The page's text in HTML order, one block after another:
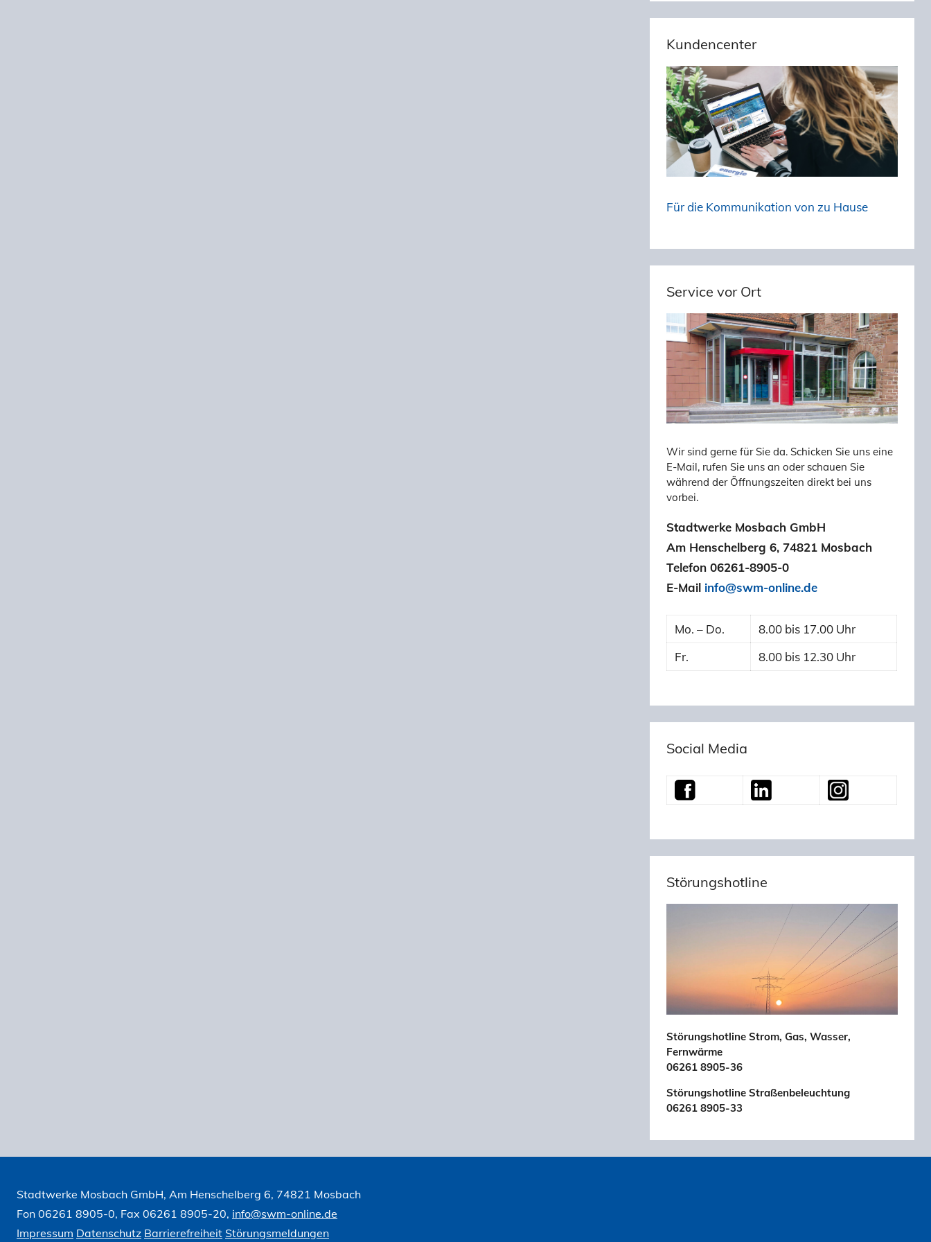
Kundencenter
Für die Kommunikation von zu Hause
Service vor Ort
Wir sind gerne für Sie da. Schicken Sie uns eine
E-Mail, rufen Sie uns an oder schauen Sie
während der Öffnungszeiten direkt bei uns
vorbei.
Stadtwerke Mosbach GmbH
Am Henschelberg 6, 74821 Mosbach
Telefon 06261-8905-0
E-Mail info@swm-online.de
Mo. – Do.
8.00 bis 17.00 Uhr
Fr.
8.00 bis 12.30 Uhr
Social Media
Störungshotline
Störungshotline Strom, Gas, Wasser,
Fernwärme
06261 8905-36
Störungshotline Straßenbeleuchtung
06261 8905-33
Stadtwerke Mosbach GmbH, Am Henschelberg 6, 74821 Mosbach
Fon 06261 8905-0, Fax 06261 8905-20, info@swm-online.de
Impressum Datenschutz Barrierefreiheit Störungsmeldungen